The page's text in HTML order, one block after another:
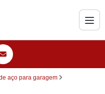
aço para garagem